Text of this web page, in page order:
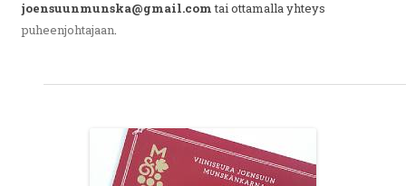
joensuunmunska@gmail.comtai ottamalla yhteys
puheenjohtajaan.